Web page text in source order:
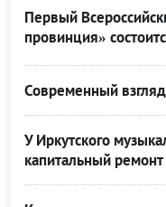
Первый
провинция»
Современный
У Иркутского
капитальный